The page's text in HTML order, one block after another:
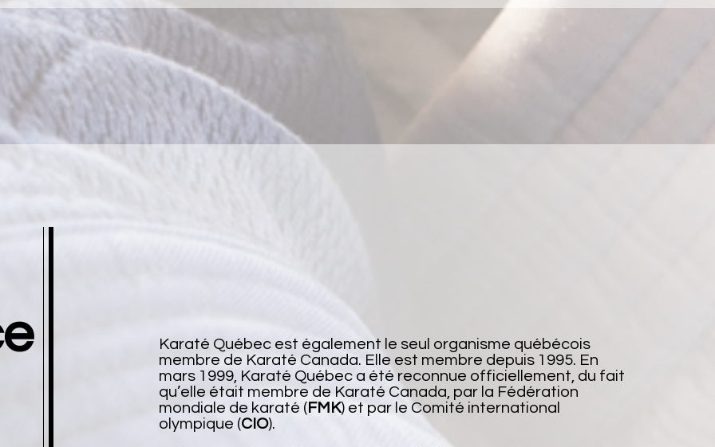
Karaté Québec est également le seul organisme québécois
membre de Karaté Canada. Elle est membre depuis 1995. En
mars 1999, Karaté Québec a été reconnue officiellement, du fait
qu’elle était membre de Karaté Canada, par la Fédération
mondiale de karaté (FMK) et par le Comité international
olympique (CIO).